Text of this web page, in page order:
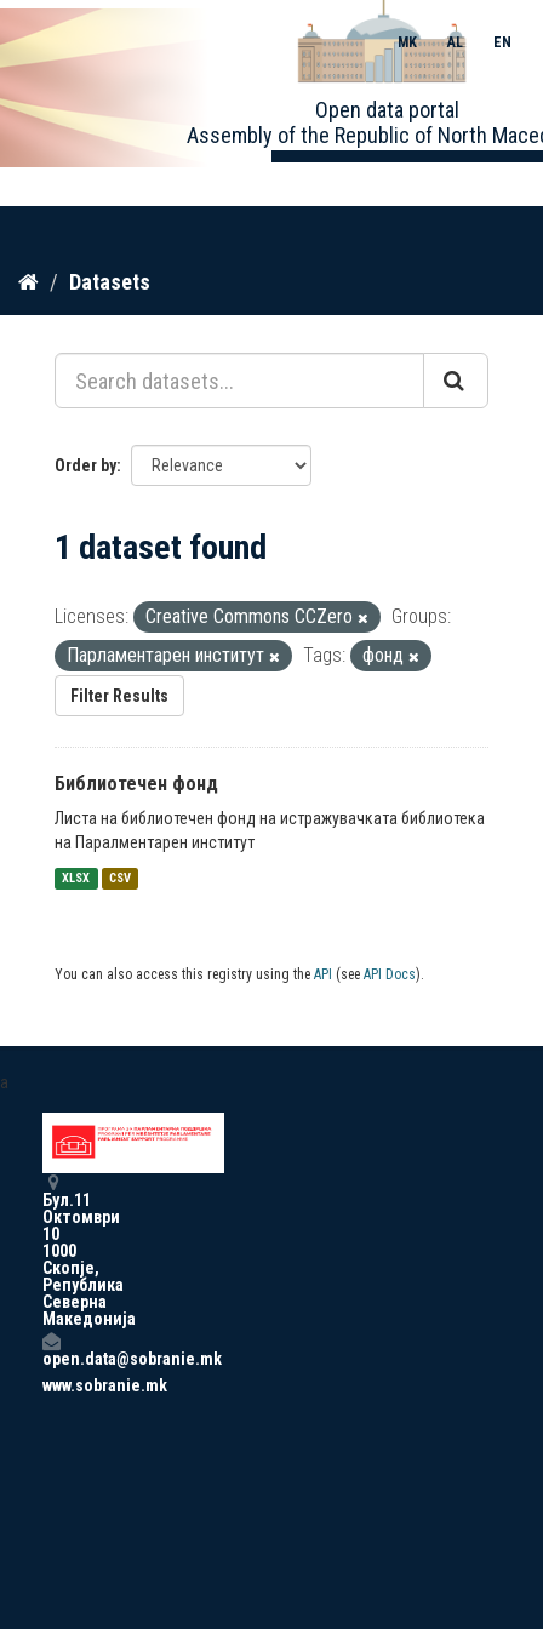
Skip
content
Open data portal
Assembly of the Republic of North
MK AL EN
Datasets
Order by
1 dataset found
Licenses: Creative Commons CCZero
Groups:
Парламентарен институт
Tags: фонд
Filter Results
Библиотечен фонд
Листа на библиотечен фонд на истражувачката библиотека
на Паралментарен институт
XLSX CSV
You can also access this registry using the API (see API Docs).
a
Бул.11
Октомври
10
1000
Скопје,
Република
Северна
Македонија
open.data@sobranie.mk
www.sobranie.mk